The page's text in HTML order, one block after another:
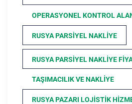
OPERASYONEL KONTROL
RUSYA PARSIYEL NAKLIYE
RUSYA PARSIYEL NAKLIYE
TAŞIMACILIK VE NAKLIYE
RUSYA PAZARI LOJISTIK